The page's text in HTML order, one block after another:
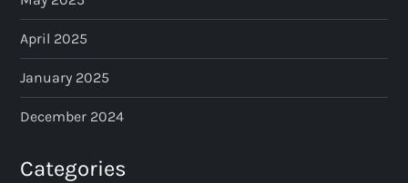
April 2025
January 2025
December 2024
Categories